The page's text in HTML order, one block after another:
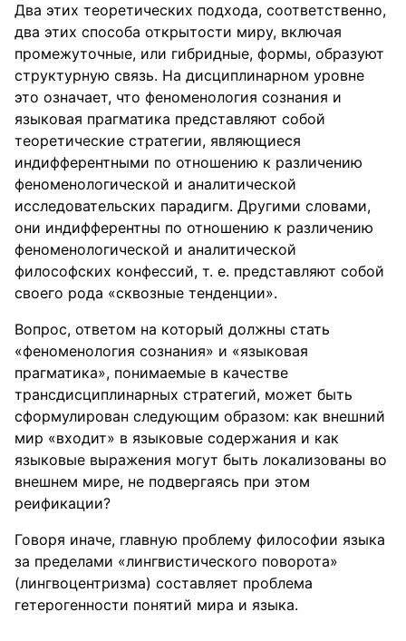
Два этих теоретических подхода, соответственно,
два этих способа открытости миру, включая
промежуточные, или гибридные, формы, образуют
структурную связь. На дисциплинарном уровне
это означает, что феноменология сознания и
языковая прагматика представляют собой
теоретические стратегии, являющиеся
индифферентными по отношению к различению
феноменологической и аналитической
исследовательских парадигм. Другими словами,
они индифферентны по отношению к различению
феноменологической и аналитической
философских конфессий, т. е. представляют собой
своего рода «сквозные тенденции».
Вопрос, ответом на который должны стать
«феноменология сознания» и «языковая
прагматика», понимаемые в качестве
трансдисциплинарных стратегий, может быть
сформулирован следующим образом: как внешний
мир «входит» в языковые содержания и как
языковые выражения могут быть локализованы во
внешнем мире, не подвергаясь при этом
реификации?
Говоря иначе, главную проблему философии языка
за пределами «лингвистического поворота»
(лингвоцентризма) составляет проблема
гетерогенности понятий мира и языка.